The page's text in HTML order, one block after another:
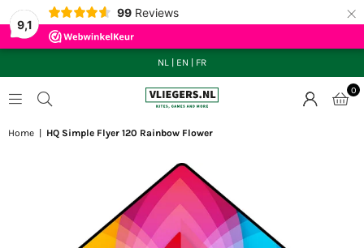
9,1
99 Reviews ×
NL EN FR
0
Home HQ Simple Flyer 120 Rainbow Flower